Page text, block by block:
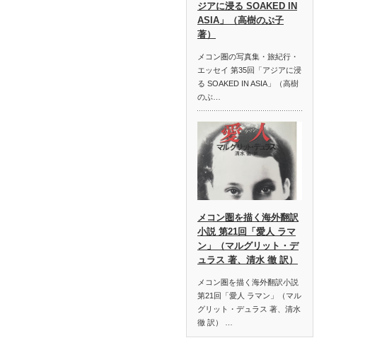
ジアに浸る SOAKED IN
ASIA」（高樹のぶ子
著）
メコン圏の写真集・旅紀行・
エッセイ 第35回「アジアに浸
る SOAKED IN ASIA」（高樹
のぶ…
メコン圏を描く海外翻訳
小説 第21回「愛人 ラマ
ン」（マルグリット・デ
ュラス 著、清水 徹 訳）
メコン圏を描く海外翻訳小説
第21回「愛人 ラマン」（マル
グリット・デュラス 著、清水
徹 訳） …